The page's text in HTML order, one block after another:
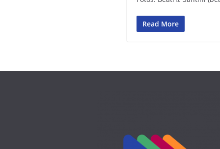
Read More